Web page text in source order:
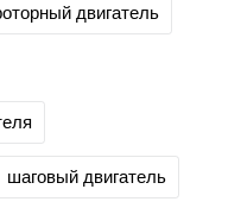
двигатель
шаговый двигатель